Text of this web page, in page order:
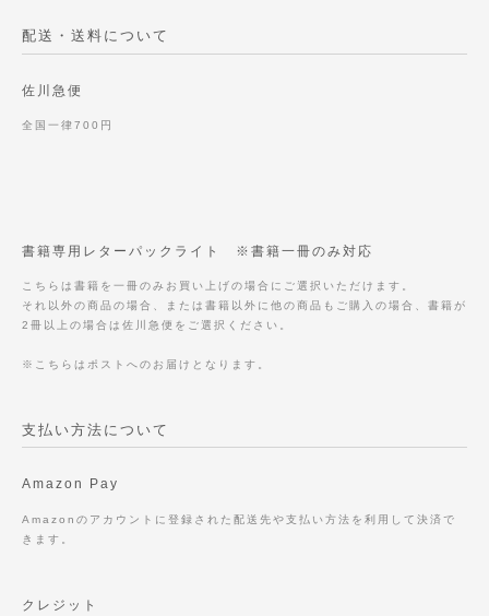
配送・送料について
佐川急便
全国一律700円
書籍専用レターパックライト ※書籍一冊のみ対応
こちらは書籍を一冊のみお買い上げの場合にご選択いただけます。
それ以外の商品の場合、または書籍以外に他の商品もご購入の場合、書籍が
2冊以上の場合は佐川急便をご選択ください。
※こちらはポストへのお届けとなります。
支払い方法について
Amazon Pay
Amazonのアカウントに登録された配送先や支払い方法を利用して決済で
きます。
クレジット